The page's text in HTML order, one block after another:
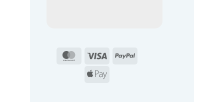
MasterCard
Visa
PayPal
Apple